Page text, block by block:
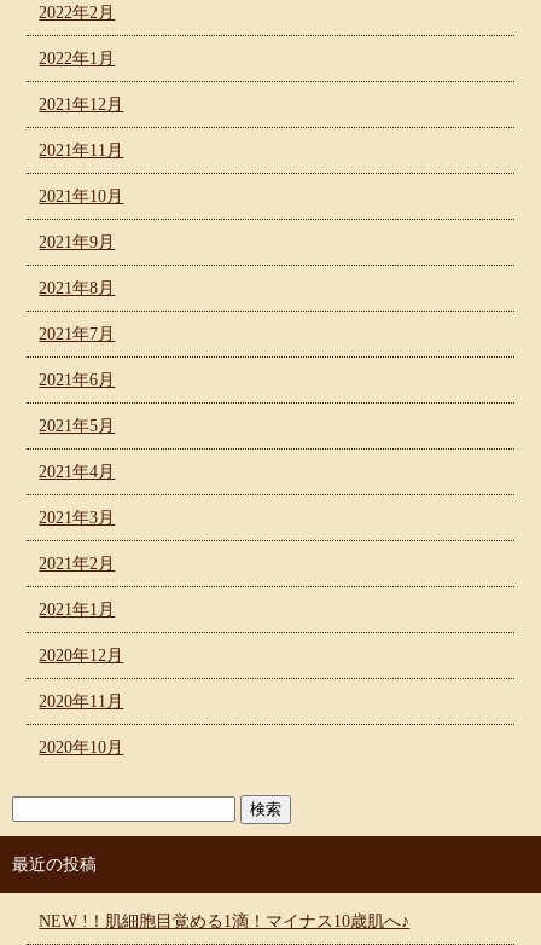
2022年2月
2022年1月
2021年12月
2021年11月
2021年10月
2021年9月
2021年8月
2021年7月
2021年6月
2021年5月
2021年4月
2021年3月
2021年2月
2021年1月
2020年12月
2020年11月
2020年10月
最近の投稿
NEW !！肌細胞目覚める1滴！マイナス10歳肌へ♪